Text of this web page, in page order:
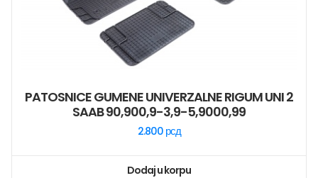
PATOSNICE GUMENE UNIVERZALNE RIGUM UNI 2
SAAB 90,900,9-3,9-5,9000,99
2.800 рсд
Dodaj u korpu